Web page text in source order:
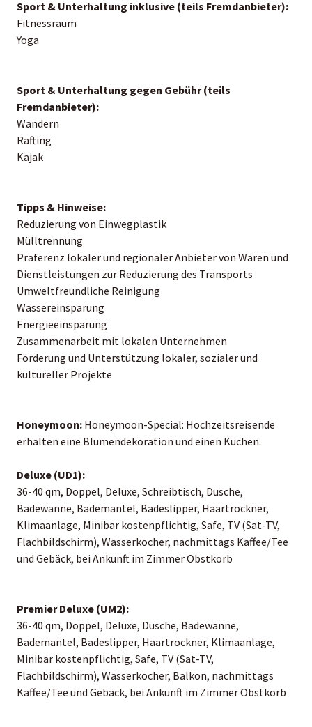
Sport & Unterhaltung inklusive (teils Fremdanbieter):
Fitnessraum
Yoga
Sport & Unterhaltung gegen Gebühr (teils
Fremdanbieter):
Wandern
Rafting
Kajak
Tipps & Hinweise:
Reduzierung von Einwegplastik
Mülltrennung
Präferenz lokaler und regionaler Anbieter von Waren und
Dienstleistungen zur Reduzierung des Transports
Umweltfreundliche Reinigung
Wassereinsparung
Energieeinsparung
Zusammenarbeit mit lokalen Unternehmen
Förderung und Unterstützung lokaler, sozialer und
kultureller Projekte
Honeymoon: Honeymoon-Special: Hochzeitsreisende
erhalten eine Blumendekoration und einen Kuchen.
Deluxe (UD1):
36-40 qm, Doppel, Deluxe, Schreibtisch, Dusche,
Badewanne, Bademantel, Badeslipper, Haartrockner,
Klimaanlage, Minibar kostenpflichtig, Safe, TV (Sat-TV,
Flachbildschirm), Wasserkocher, nachmittags Kaffee/Tee
und Gebäck, bei Ankunft im Zimmer Obstkorb
Premier Deluxe (UM2):
36-40 qm, Doppel, Deluxe, Dusche, Badewanne,
Bademantel, Badeslipper, Haartrockner, Klimaanlage,
Minibar kostenpflichtig, Safe, TV (Sat-TV,
Flachbildschirm), Wasserkocher, Balkon, nachmittags
Kaffee/Tee und Gebäck, bei Ankunft im Zimmer Obstkorb